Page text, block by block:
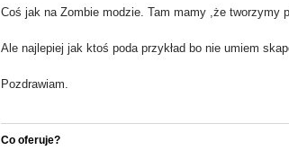
Coś jak na Zombie modzie. Tam mamy ,że tworzymy
Ale najlepiej jak ktoś poda przykład bo nie umiem
Pozdrawiam.
Co oferuje?